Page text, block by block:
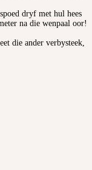
dryf met hul hees
na die wenpaal oor!
die ander verbysteek,